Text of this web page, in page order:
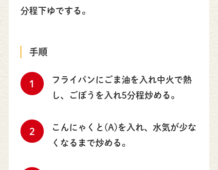
分程下ゆでする。
手順
1
フライパンにごま油を入れ中火で熱
し、ごぼうを入れ5分程炒める。
2
こんにゃくと(A)を入れ、水気が少な
くなるまで炒める。